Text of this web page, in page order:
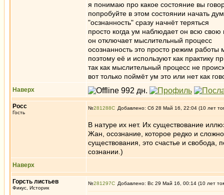
я понимаю про какое состояние вы
попробуйте в этом состоянии начать
"осзнанность" сразу начнёт теряться
просто когда ум наблюдает он всю свою
он отключает мыслительный процесс
осознанность это просто режим работы
поэтому её и используют как практику
так как мыслительный процесс не
вот только поймёт ум это или нет как
Наверх
Росс
Гость
№281288 Добавлено: Сб 28 Май 16, 22:04 (10 лет
В натуре их нет. Их существование
Жан, осознание, которое редко и
существования, это счастье и свобода,
сознании.)
Наверх
Горсть листьев
Фикус, Историк
№281297 Добавлено: Вс 29 Май 16, 00:14 (10 лет